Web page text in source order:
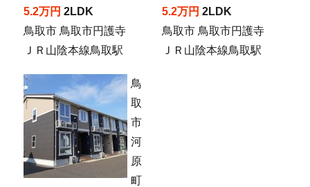
5.2万円2LDK
鳥取市 鳥取市円護寺
ＪＲ山陰本線鳥取駅
5.2万円 2LDK
鳥取市 鳥取市円護寺
ＪＲ山陰本線鳥取駅
鳥
取
市
河
原
町